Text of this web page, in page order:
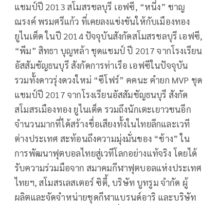
แชมป์ปี 2013 สโมสรชลบุรี เอฟซี, “หนึ่ง” ชาญ
ณรงค์ พรมศรีแก้ว ที่เคยลงแข่งขันให้กับเมืองทอง
ยูไนเต็ด ในปี 2014 ปัจจุบันสังกัดสโมสรชลบุรี เอฟซี,
“พีม” สิทธา บุญหล้า ชุดแชมป์ ปี 2017จากโรงเรียน
อัสสัมชัญธนบุรี สังกัดการท่าเรือ เอฟซีในปัจจุบัน
รวมทั้งดาวรุ่งดวงใหม่ “ซีโฟร์” คคนะ คำยก MVP ชุด
แชมป์ปี 2017 จากโรงเรียนอัสสัมชัญธนบุรี สังกัด
สโมสรเมืองทอง ยูไนเต็ด รวมถึงนักเตะเยาวชนอีก
จำนวนมากที่ได้สร้างชื่อเสียงทั้งในไทยลีกและเวที
ต่างประเทศ สะท้อนถึงความมุ่งมั่นของ “ช้าง” ใน
การพัฒนาฟุตบอลไทยสู่เวทีโลกอย่างแท้จริง โดยได้
รับความร่วมมือจาก สมาคมกีฬาฟุตบอลแห่งประเทศ
ไทยฯ,สโมสรเลสเตอร์ ซิตี้, บริษัท บูทรูม จำกัด ผู้
ผลิตและจัดจำหน่ายชุดกีฬาแบรนด์อาริ และบริษัท